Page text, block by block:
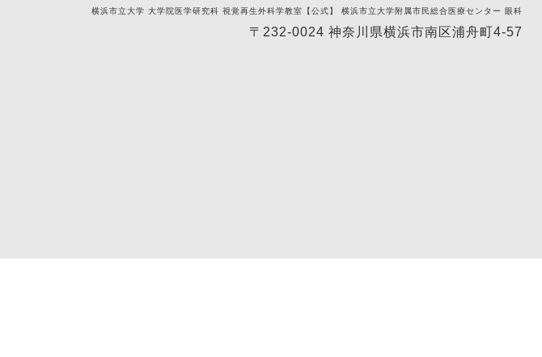
横浜市立大学 大学院医学研究科 視覚再生外科学教室【公式】 横浜市立大学附属市民総合医療センター 眼科
〒232-0024 神奈川県横浜市南区浦舟町4-57